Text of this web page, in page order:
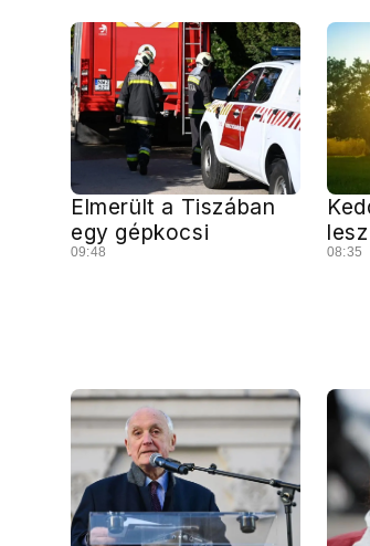
Elmerült a Tiszában
egy gépkocsi
09:48
lesz
08:35